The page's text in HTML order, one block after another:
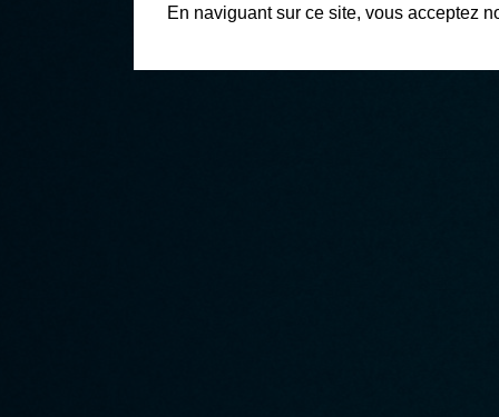
En naviguant sur ce site, vous acceptez